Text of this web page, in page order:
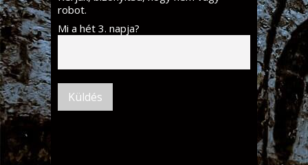
robot.
Mi a hét 3. napja?